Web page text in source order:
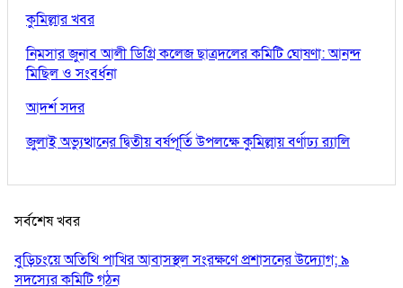
কুমিল্লার খবর
নিমসার জুনাব আলী ডিগ্রি কলেজ ছাত্রদলের কমিটি ঘোষণা: আনন্দ
মিছিল ও সংবর্ধনা
আদর্শ সদর
জুলাই অভ্যুত্থানের দ্বিতীয় বর্ষপূর্তি উপলক্ষে কুমিল্লায় বর্ণাঢ্য র‍্যালি
সর্বশেষ খবর
বুড়িচংয়ে অতিথি পাখির আবাসস্থল সংরক্ষণে প্রশাসনের উদ্যোগ; ৯
সদস্যের কমিটি গঠন